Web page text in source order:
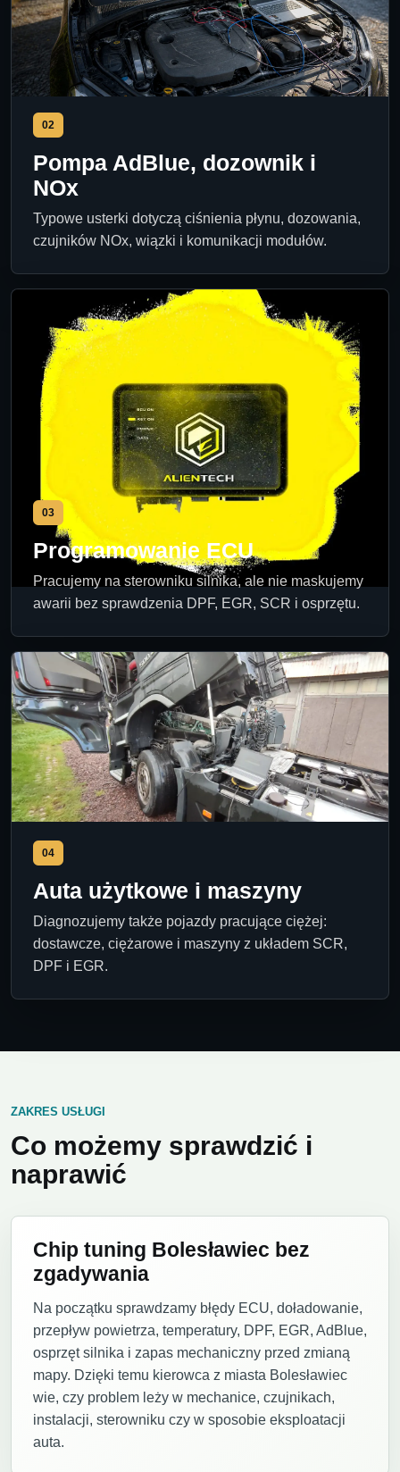
02
Pompa AdBlue, dozownik i
NOx
Typowe usterki dotyczą ciśnienia płynu, dozowania,
czujników NOx, wiązki i komunikacji modułów.
03
Programowanie ECU
Pracujemy na sterowniku silnika, ale nie maskujemy
awarii bez sprawdzenia DPF, EGR, SCR i osprzętu.
04
Auta użytkowe i maszyny
Diagnozujemy także pojazdy pracujące ciężej:
dostawcze, ciężarowe i maszyny z układem SCR,
DPF i EGR.
ZAKRES USŁUGI
Co możemy sprawdzić i
naprawić
Chip tuning Bolesławiec bez
zgadywania
Na początku sprawdzamy błędy ECU, doładowanie,
przepływ powietrza, temperatury, DPF, EGR, AdBlue,
osprzęt silnika i zapas mechaniczny przed zmianą
mapy. Dzięki temu kierowca z miasta Bolesławiec
wie, czy problem leży w mechanice, czujnikach,
instalacji, sterowniku czy w sposobie eksploatacji
auta.